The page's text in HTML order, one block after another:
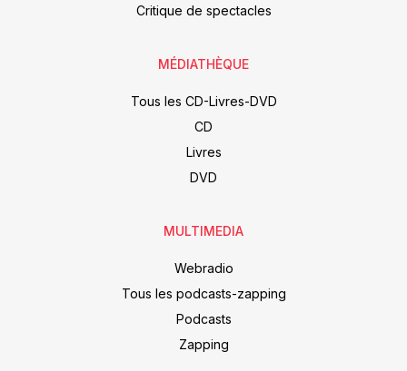
Critique de spectacles
MÉDIATHÈQUE
Tous les CD-Livres-DVD
CD
Livres
DVD
MULTIMEDIA
Webradio
Tous les podcasts-zapping
Podcasts
Zapping